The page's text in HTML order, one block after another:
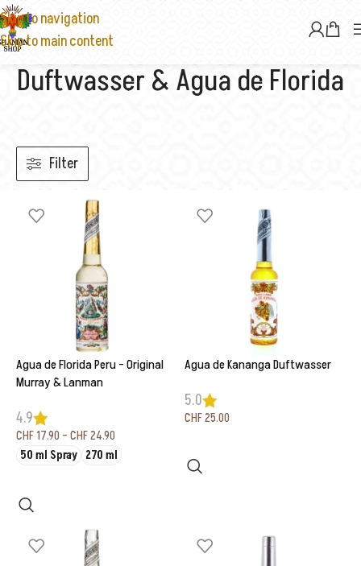
Skip to navigation
Skip to main content
Duftwasser & Agua de Florida
Filter
Agua de Florida Peru – Original
Murray & Lanman
4.9
CHF17.90 –CHF24.90
50 ml Spray 270 ml
Agua de Kananga Duftwasser
5.0
CHF25.00